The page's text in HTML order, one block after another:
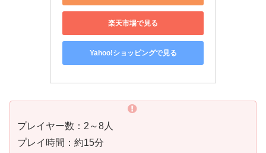
楽天市場で見る
Yahoo!ショッピングで見る
プレイヤー数：2～8人
プレイ時間：約15分